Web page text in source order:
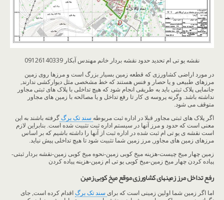
نقشه یو تی ام تحدید حدود نقشه بردار خانم مهندس آبکار 09126140339
در مورد اراضی کشاورزی که قطعه زمین بسیار بزرگ است و مرزها روی زمین
مرزهای طبیعی و یا حصار و فنس هستند که خط مشخصی مثل دیوارکشی ندارند,
جانمایی پلاک ثبتی باید به طریقی انجام شود که هیچ تداخلی با پلاک های ثبتی مجاور
نداشته باشد. وگرنه پروسه ی کار تا رفع تداخل و یا مصالحه با زمین های مجاور
متوقف می شود.
اگر پلاک های ثبتی مجاور قبلا در اداره ثبت مربوطه سند تک برگ گرفته باشند به این
معنی است که حدود و مرز آنها در سیستم اداره ثبت تثبیت شده است. بنابراین لازم
است نقشه ی یو تی ام ثبت شده در اداره ثبت از آنها را داشته باشیم که بر اساس
مرزهای زمین های مجاور, مرز زمین شما تثبیت شود تا هیچ تداخلی پیش نیاید.
زمین چهار میخ چیست-هزینه میخ کوبی زمین-نحوه میخ کوبی زمین-نقشه بردار ثبتی-
پیاده کردن چهار میخ زمین-میخ کوبی یو تی ام زمین-هزینه پیاده کردن
رفع تداخل مرز زمینهای کشاورزی موقع میخ کوبی زمین
اما اگر زمین شما اولین زمینی است که برای سند تک برگ اقدام کرده است, جای